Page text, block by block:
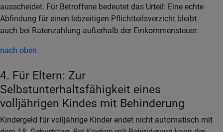
ausscheidet. Für Betroffene bedeutet das Urteil: Eine echte
Abfindung für einen lebzeitigen Pflichtteilsverzicht bleibt
auch bei Ratenzahlung außerhalb der Einkommensteuer.
nach oben
4. Für Eltern: Zur
Selbstunterhaltsfähigkeit eines
volljährigen Kindes mit Behinderung
Kindergeld für volljährige Kinder endet nicht automatisch mit